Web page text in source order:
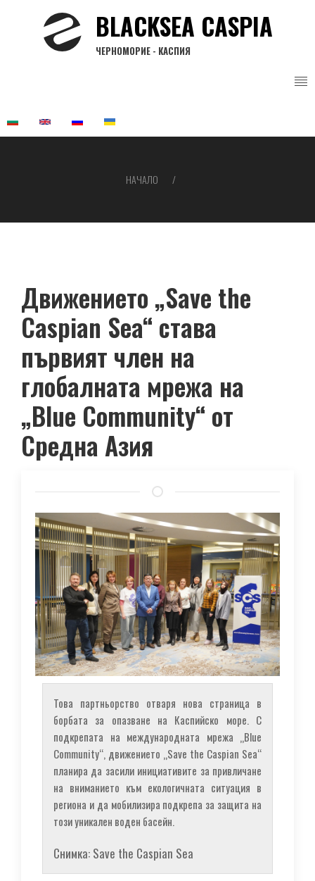
BLACKSEA CASPIA
ЧЕРНОМОРИЕ - КАСПИЯ
НАЧАЛО
Движението „Save the
Caspian Sea“ става
първият член на
глобалната мрежа на
„Blue Community“ от
Средна Азия
Това партньорство отваря нова страница в
борбата за опазване на Каспийско море. С
подкрепата на международната мрежа „Blue
Community“, движението „Save the Caspian Sea“
планира да засили инициативите за привличане
на вниманието към екологичната ситуация в
региона и да мобилизира подкрепа за защита на
този уникален воден басейн.
Снимка: Save the Caspian Sea